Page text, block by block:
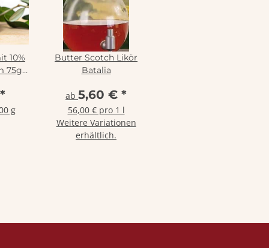
10%
75g
*
g
Butter Scotch Likör
Batalia
ab 5,60 € *
56,00 € pro 1 l
Weitere Variationen
erhältlich.